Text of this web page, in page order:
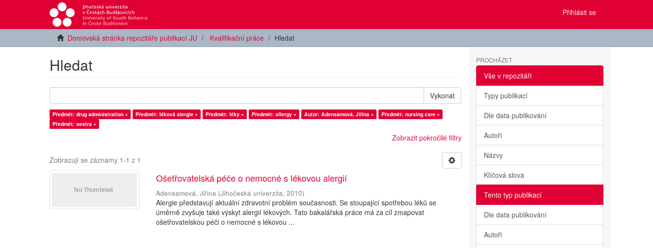
Přihlásit se
Domovská stránka repozitáře publikací JU Kvalifikační práce Hledat
Hledat
Vykonat
Předmět: drug administration × Předmět: léková alergie × Předmět: léky × Předmět: allergy × Autor: Adensamová, Jiřina ×
Předmět: nursing care ×
Předmět: sestra ×
Zobrazit pokročilé filtry
Zobrazují se záznamy 1-1 z 1
Ošetřovatelská péče o nemocné s lékovou alergií
Adensamová, Jiřina (Jihočeská univerzita,2010)
Alergie představují aktuální zdravotní problém současnosti. Se stoupající spotřebou léků se
úměrně zvyšuje také výskyt alergií lékových. Tato bakalářská práce má za cíl zmapovat
ošetřovatelskou péči o nemocné s lékovou ...
PROCHÁZET
Vše v repozitáři
Typy publikací
Dle data publikování
Autoři
Názvy
Klíčová slova
Tento typ publikací
Dle data publikování
Autoři